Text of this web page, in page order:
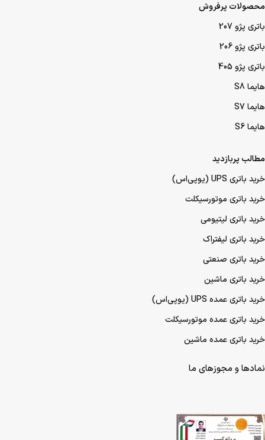
محصولات پرفروش
باتری پژو 207
باتری پژو 206
باتری پژو 405
هایما S8
هایما S7
هایما S6
مطالب پربازدید
خرید باتری UPS (یو‌پی‌اس)
خرید باتری موتورسیکلت
خرید باتری لیتیومی
خرید باتری لیفتراک
خرید باتری صنعتی
خرید باتری ماشین
خرید باتری عمده UPS (یو‌پی‌اس)
خرید باتری عمده موتورسیکلت
خرید باتری عمده ماشین
نمادها و مجوزهای ما